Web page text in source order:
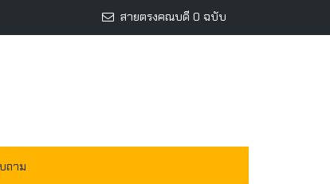
สายตรงคณบดี 0 ฉบับ
ถาม